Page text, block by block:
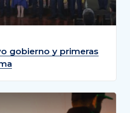
gobierno y primeras